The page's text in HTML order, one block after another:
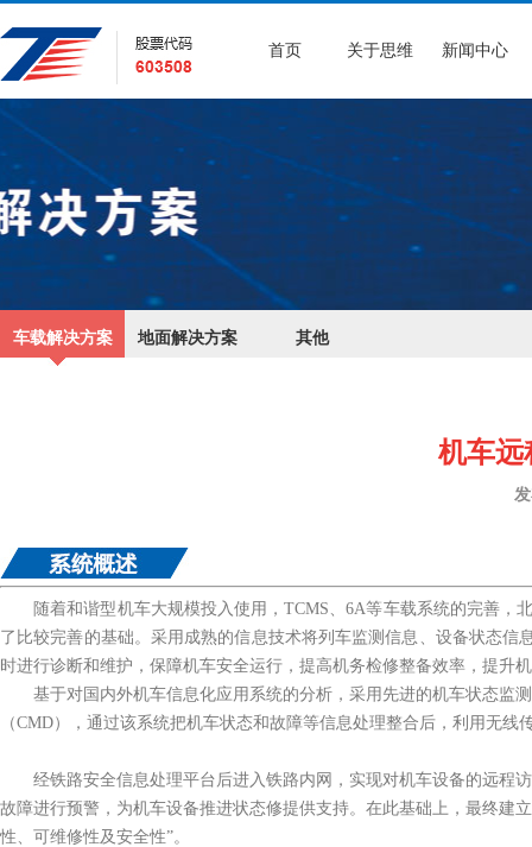
首页 关于思维 新闻中心
车载解决方案 地面解决方案 其他
机车远
随着和谐型机车大规模投入使用，TCMS、6A等车载系统的完善，
了比较完善的基础。采用成熟的信息技术将列车监测信息、设备状态
时进行诊断和维护，保障机车安全运行，提高机务检修整备效率，提升
基于对国内外机车信息化应用系统的分析，采用先进的机车状态监
（CMD），通过该系统把机车状态和故障等信息处理整合后，利用无线
经铁路安全信息处理平台后进入铁路内网，实现对机车设备的远程
故障进行预警，为机车设备推进状态修提供支持。在此基础上，最终建
性、可维修性及安全性”。